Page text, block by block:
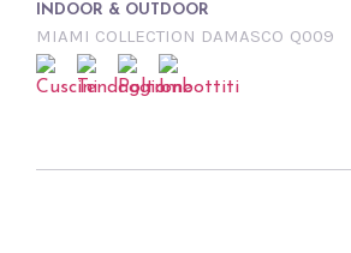
INDOOR & OUTDOOR
MIAMI COLLECTION DAMASCO Q009